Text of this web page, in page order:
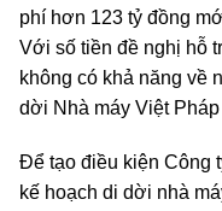
phí hơn 123 tỷ đồng
Với số tiền đề nghị hỗ
không có khả năng về
dời Nhà máy Việt
Để tạo điều kiện Công
kế hoạch di dời nhà